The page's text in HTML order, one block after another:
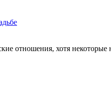
отношения, хотя